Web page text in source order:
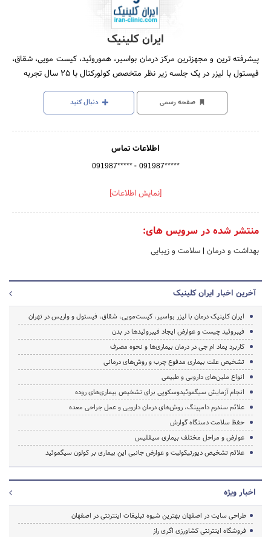
ایران کلینیک
پیشرفته ترین و مجهزترین مرکز درمان بواسیر، هموروئید، کیست مویی، شقاق،
فیستول با لیزر در یک جلسه زیر نظر متخصص کولورکتال با 25 سال تجربه
صفحه رسمی دنبال کنید
اطلاعات تماس
091987***** - 091987*****
[نمایش اطلاعات]
منتشر شده در سرویس های:
بهداشت و درمان | سلامت و زیبایی
آخرین اخبار ایران کلینیک
ایران کلینیک درمان با لیزر بواسیر، کیست‌مویی، شقاق، فیستول و واریس در تهران
فیبروئید چیست و عوارض ایجاد فیبروئید‌ها در بدن
کاربرد پماد ام جی در درمان بیماری‌ها و نحوه مصرف
تشخیص علت بیماری مدفوع چرب و روش‌های درمانی
انواع ملین‌های دارویی و طبیعی
انجام آزمایش سیگموئیدوسکوپی برای تشخیص بیماری‌های روده
علائم سندرم دامپینگ، روش‌های درمان دارویی و عمل جراحی معده
حفظ سلامت دستگاه گوارش
عوارض و مراحل مختلف بیماری سیفلیس
علائم تشخیص دیورتیکولیت و عوارض جانبی این بیماری بر کولون سیگموئید
اخبار ویژه
طراحی سایت در اصفهان بهترین شیوه تبلیغات اینترنتی در اصفهان
فروشگاه اینترنتی کشاورزی اگری راز